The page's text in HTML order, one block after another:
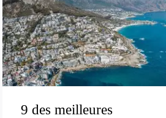
9 des meilleures